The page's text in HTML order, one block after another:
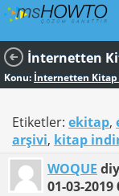
İnternetten
Konu: İnternetten
Etiketler: ekitap,
arşivi, kitap
WOQUE
01-03-2019